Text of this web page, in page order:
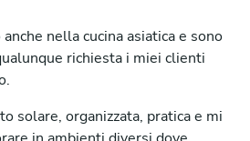
nella cucina asiatica e sono
richiesta i miei clienti
solare, organizzata, pratica e mi